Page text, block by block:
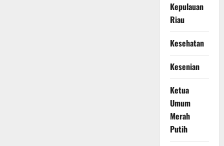
Kepulauan
Riau
Kesehatan
Kesenian
Ketua
Umum
Merah
Putih